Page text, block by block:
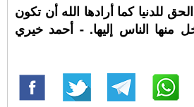
للدنيا كما أرادها الله أن تكون
منها الناس إليها. - أحمد خيري